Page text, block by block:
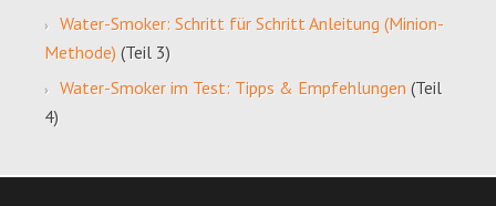
Water-Smoker: Schritt für Schritt Anleitung (Minion-
Methode) (Teil 3)
Water-Smoker im Test: Tipps & Empfehlungen (Teil
4)